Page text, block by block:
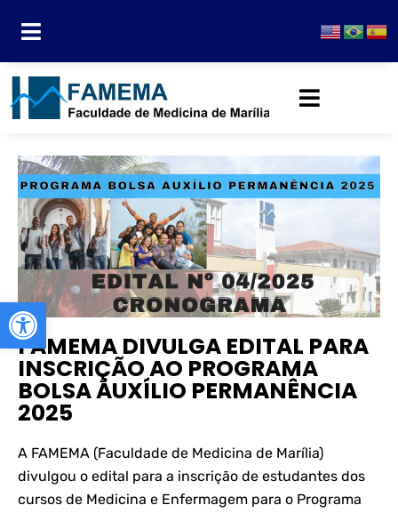
Abrir a barra de ferramentas
FAMEMA DIVULGA EDITAL PARA
INSCRIÇÃO AO PROGRAMA
BOLSA AUXÍLIO PERMANÊNCIA
2025
A FAMEMA (Faculdade de Medicina de Marília)
divulgou o edital para a inscrição de estudantes dos
cursos de Medicina e Enfermagem para o Programa